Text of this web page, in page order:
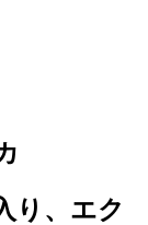
り、エク